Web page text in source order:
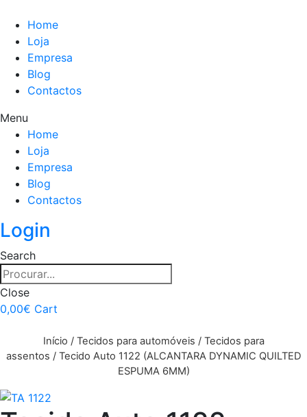
Home
Loja
Empresa
Blog
Contactos
Menu
Home
Loja
Empresa
Blog
Contactos
Login
Search
Close
0,00€ Cart
Início / Tecidos para automóveis / Tecidos para
assentos / Tecido Auto 1122 (ALCANTARA DYNAMIC QUILTED
ESPUMA 6MM)